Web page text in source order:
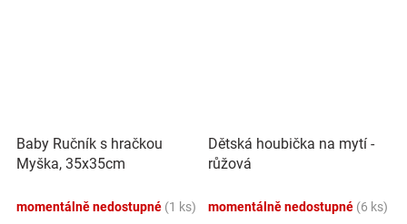
Baby Ručník s hračkou
Myška, 35x35cm
momentálně nedostupné (1 ks)
Dětská houbička na mytí -
růžová
momentálně nedostupné (6 ks)